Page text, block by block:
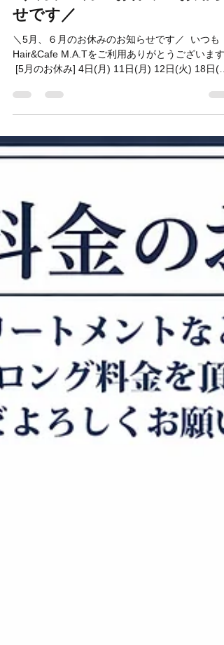
Hair&Cafe M.A.T
4月11日
読了時間: 1分
＼5月、６月のお休みのお知ら
せです／
Hair&Cafe M.A.Tをご利用ありがとうございます
[5月のお休み] 4日(月) 11日(月) 12日(火) 18日(
大変申し訳ございません。 ⁡ We closed on… [on
May] We are closed... 4th,11th,12th,18th,25th
June] 1st,8th,15th to 18th,22nd,29th ⁡ Have a
day!!✨ ⁡ ＊＊＊＊＊＊＊＊＊＊＊＊＊ ⁡ 今年もモッ
コウバラが 全開フルスロットルでーす✌️✨ ⁡ ＊＊
_________________________________ 🇯🇵
Hair&Cafe M.A.T🇬🇧 横浜山手の美容室とカフェ
が併設したお店。